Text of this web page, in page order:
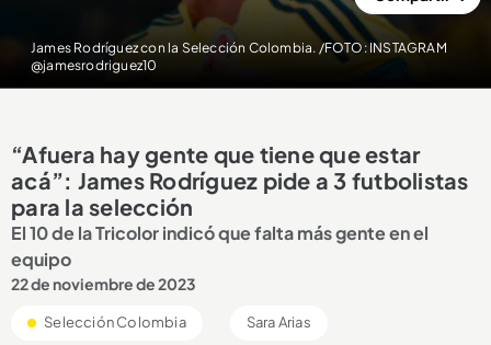
James Rodríguez con la Selección Colombia. /FOTO: INSTAGRAM
@jamesrodriguez10
“Afuera hay gente que tiene que estar
acá”: James Rodríguez pide a 3 futbolistas
para la selección
El 10 de la Tricolor indicó que falta más gente en el
equipo
22 de noviembre de 2023
Selección Colombia Sara Arias